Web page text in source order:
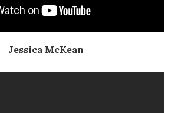
Jessica McKean